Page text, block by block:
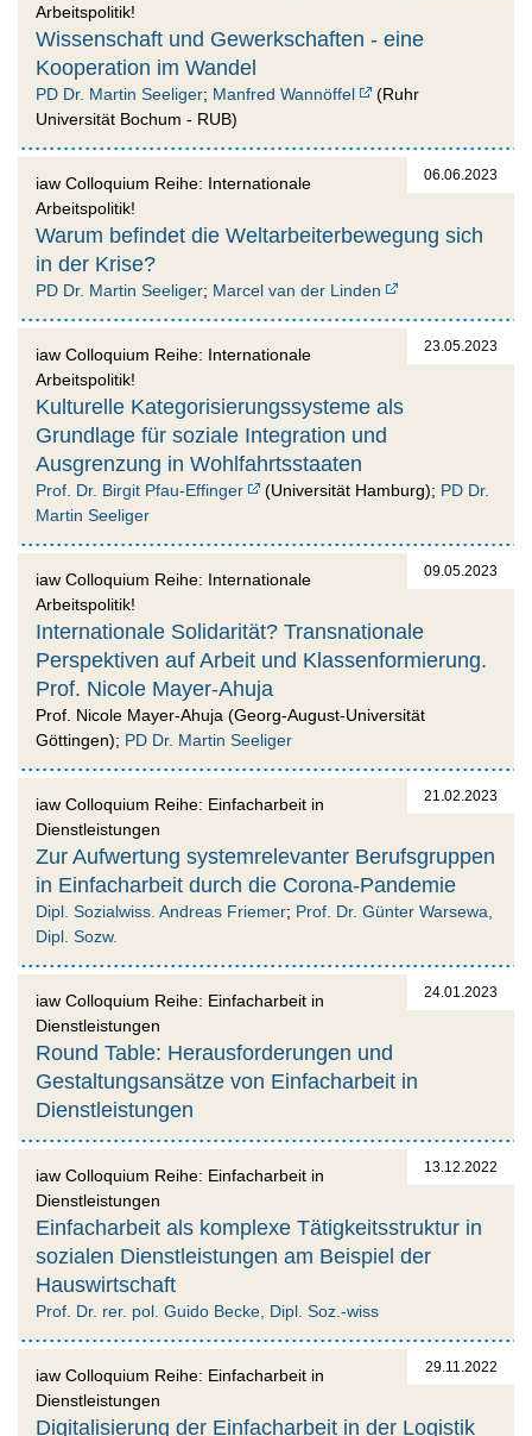
Arbeitspolitik!
Wissenschaft und Gewerkschaften - eine
Kooperation im Wandel
PD Dr. Martin Seeliger; Manfred Wannöffel
(Ruhr
Universität Bochum - RUB)
06.06.2023
iaw Colloquium Reihe: Internationale
Arbeitspolitik!
Warum befindet die Weltarbeiterbewegung sich
in der Krise?
PD Dr. Martin Seeliger; Marcel van der Linden
23.05.2023
iaw Colloquium Reihe: Internationale
Arbeitspolitik!
Kulturelle Kategorisierungssysteme als
Grundlage für soziale Integration und
Ausgrenzung in Wohlfahrtsstaaten
Prof. Dr. Birgit Pfau-Effinger (Universität Hamburg); PD Dr.
Martin Seeliger
09.05.2023
iaw Colloquium Reihe: Internationale
Arbeitspolitik!
Internationale Solidarität? Transnationale
Perspektiven auf Arbeit und Klassenformierung.
Prof. Nicole Mayer-Ahuja
Prof. Nicole Mayer-Ahuja (Georg-August-Universität
Göttingen); PD Dr. Martin Seeliger
21.02.2023
iaw Colloquium Reihe: Einfacharbeit in
Dienstleistungen
Zur Aufwertung systemrelevanter Berufsgruppen
in Einfacharbeit durch die Corona-Pandemie
Dipl. Sozialwiss. Andreas Friemer; Prof. Dr. Günter Warsewa,
Dipl. Sozw.
24.01.2023
iaw Colloquium Reihe: Einfacharbeit in
Dienstleistungen
Round Table: Herausforderungen und
Gestaltungsansätze von Einfacharbeit in
Dienstleistungen
13.12.2022
iaw Colloquium Reihe: Einfacharbeit in
Dienstleistungen
Einfacharbeit als komplexe Tätigkeitsstruktur in
sozialen Dienstleistungen am Beispiel der
Hauswirtschaft
Prof. Dr. rer. pol. Guido Becke, Dipl. Soz.-wiss
29.11.2022
iaw Colloquium Reihe: Einfacharbeit in
Dienstleistungen
Digitalisierung der Einfacharbeit in der Logistik